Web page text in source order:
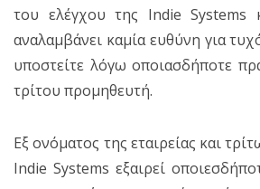
του ελέγχου της Indie Systems
αναλαμβάνει καμία ευθύνη για
υποστείτε λόγω οποιασδήποτε
τρίτου προμηθευτή.
Εξ ονόματος της εταιρείας και
Indie Systems εξαιρεί